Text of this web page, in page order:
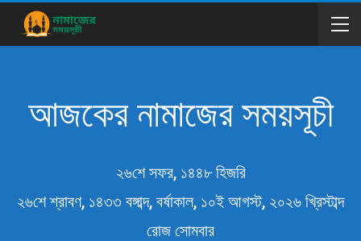
আজকের নামাজের সময়সূচী
২৬শে সফর, ১৪৪৮ হিজরি
২৬শে শ্রাবণ, ১৪৩৩ বঙ্গাব্দ, বর্ষাকাল, ১০ই আগস্ট, ২০২৬ খ্রিস্টাব্দ
রোজ সোমবার